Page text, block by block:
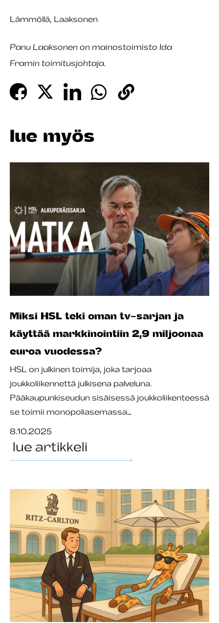
Lämmöllä, Laaksonen
Panu Laaksonen on mainostoimisto Ida
Framin toimitusjohtaja.
lue myös
Miksi HSL teki oman tv-sarjan ja
käyttää markkinointiin 2,9 miljoonaa
euroa vuodessa?
HSL on julkinen toimija, joka tarjoaa
joukkoliikennettä julkisena palveluna.
Pääkaupunkiseudun sisäisessä joukkoliikenteessä
se toimii monopoliasemassa…
8.10.2025
lue artikkeli